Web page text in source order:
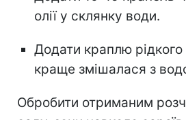
олії у склянку води.
Додати краплю
краще змішалася з
Обробити отриманим